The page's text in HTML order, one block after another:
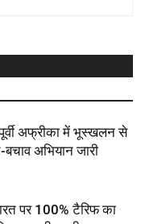
अफ्रीका में भूस्खलन से
अभियान जारी
पर 100% टैरिफ का